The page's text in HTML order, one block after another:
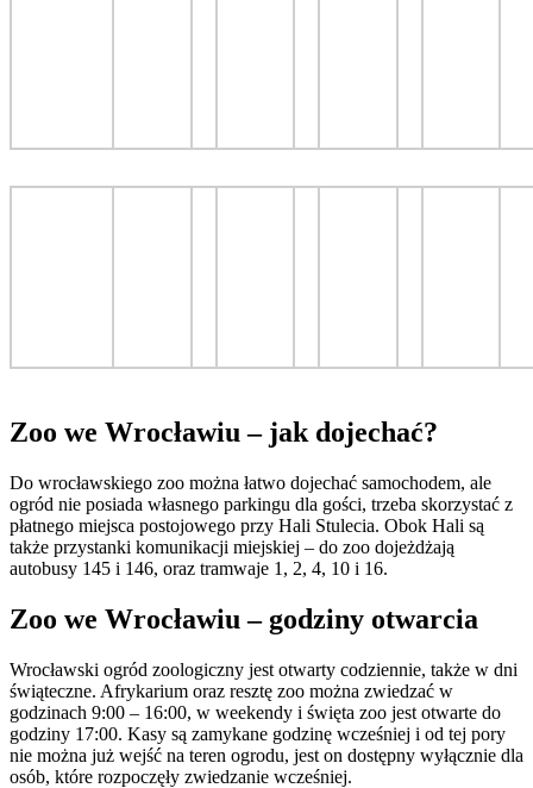
Zoo we Wrocławiu – jak dojechać?
Do wrocławskiego zoo można łatwo dojechać samochodem, ale
ogród nie posiada własnego parkingu dla gości, trzeba skorzystać z
płatnego miejsca postojowego przy Hali Stulecia. Obok Hali są
także przystanki komunikacji miejskiej – do zoo dojeżdżają
autobusy 145 i 146, oraz tramwaje 1, 2, 4, 10 i 16.
Zoo we Wrocławiu – godziny otwarcia
Wrocławski ogród zoologiczny jest otwarty codziennie, także w dni
świąteczne. Afrykarium oraz resztę zoo można zwiedzać w
godzinach 9:00 – 16:00, w weekendy i święta zoo jest otwarte do
godziny 17:00. Kasy są zamykane godzinę wcześniej i od tej pory
nie można już wejść na teren ogrodu, jest on dostępny wyłącznie dla
osób, które rozpoczęły zwiedzanie wcześniej.